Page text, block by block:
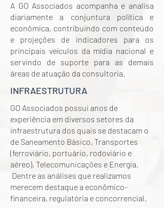
A GO Associados acompanha e analisa
diariamente a conjuntura política e
econômica, contribuindo com conteúdo
e projeções de indicadores para os
principais veículos da mídia nacional e
servindo de suporte para as demais
áreas de atuação da consultoria.
INFRAESTRUTURA
GO Associados possui anos de
experiência em diversos setores da
infraestrutura dos quais se destacam o
de Saneamento Básico, Transportes
(ferroviário, portuário, rodoviário e
aéreo), Telecomunicações e Energia.
Dentre as análises que realizamos
merecem destaque a econômico-
financeira, regulatória e concorrencial.